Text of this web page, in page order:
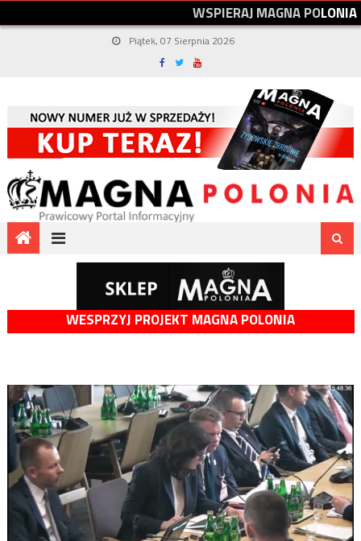
WSPIERAJMAGNAPOLONIA
Piątek, 07 Sierpnia 2026
WESPRZYJ PROJEKT MAGNA POLONIA